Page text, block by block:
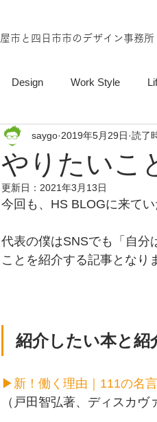
市と四日市市のデザイン事務
Design Work Style
やりたいこ
saygo 2019年5月29日 読了
更新日： 2021年3月13日
今回も、HS BLOGに来て
代表の僕はSNSでも「自分
ことを紹介する記事となり
紹介したい本と紹
▶︎新！働く理由｜111の名
（戸田智弘著、ディスカヴ